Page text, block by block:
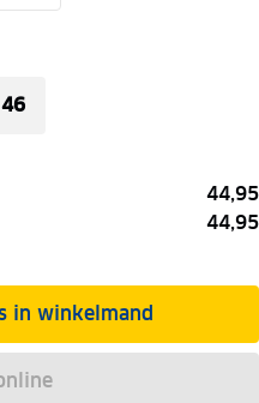
44,95
44,95
in winkelmand